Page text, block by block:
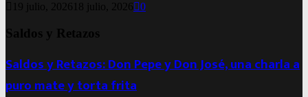
19 julio, 2026 18 julio, 2026 0
Saldos y Retazos
Saldos y Retazos: Don Pepe y Don José, una charla a
puro mate y torta frita